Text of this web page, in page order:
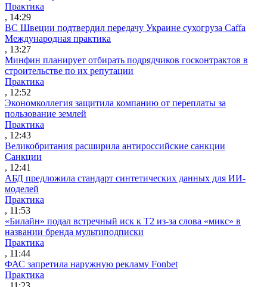
Практика
, 14:29
ВС Швеции подтвердил передачу Украине сухогруза Caffa
Международная практика
, 13:27
Минфин планирует отбирать подрядчиков госконтрактов в
строительстве по их репутации
Практика
, 12:52
Экономколлегия защитила компанию от переплаты за
пользование землей
Практика
, 12:43
Великобритания расширила антироссийские санкции
Санкции
, 12:41
АБД предложила стандарт синтетических данных для ИИ-
моделей
Практика
, 11:53
«Билайн» подал встречный иск к Т2 из-за слова «микс» в
названии бренда мультиподписки
Практика
, 11:44
ФАС запретила наружную рекламу Fonbet
Практика